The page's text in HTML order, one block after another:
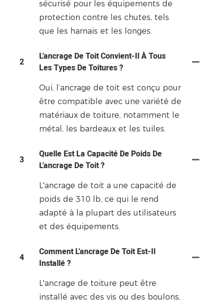
sécurisé pour les équipements de
protection contre les chutes, tels
que les harnais et les longes.
2
L'ancrage De Toit Convient-Il À Tous
Les Types De Toitures ?
Oui, l’ancrage de toit est conçu pour
être compatible avec une variété de
matériaux de toiture, notamment le
métal, les bardeaux et les tuiles.
3
Quelle Est La Capacité De Poids De
L'ancrage De Toit ?
L'ancrage de toit a une capacité de
poids de 310 lb, ce qui le rend
adapté à la plupart des utilisateurs
et des équipements.
4
Comment L'ancrage De Toit Est-Il
Installé ?
L'ancrage de toiture peut être
installé avec des vis ou des boulons,